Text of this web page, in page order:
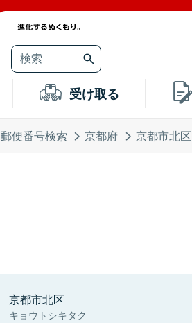
受け取る
郵便番号検索 京都府 京都市北区
京都市北区
キョウトシキタク